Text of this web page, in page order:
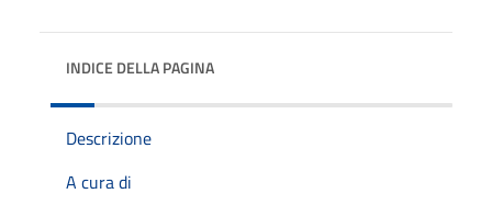
INDICE DELLA PAGINA
Descrizione
A cura di